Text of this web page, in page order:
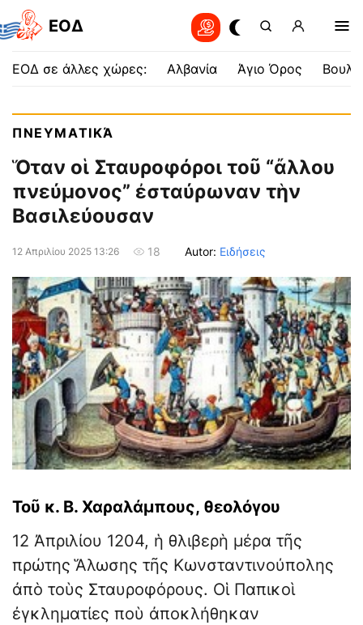
EOΔ
ΕΟΔ σε άλλες χώρες: Αλβανία Άγιο Όρος
ΠΝΕΥΜΑΤΙΚΆ
Ὅταν οἱ Σταυροφόροι τοῦ “ἄλλου
πνεύμονος” ἐσταύρωναν τὴν
Βασιλεύουσαν
12 Απριλίου 2025 13:26 18 Autor: Ειδήσεις
Τοῦ κ. Β. Χαραλάμπους, θεολόγου
12 Ἀπριλίου 1204, ἡ θλιβερὴ μέρα τῆς
πρώτης Ἅλωσης τῆς Κωνσταντινούπολης
ἀπὸ τοὺς Σταυροφόρους. Οἱ Παπικοὶ
ἐγκληματίες ποὺ ἀποκλήθηκαν